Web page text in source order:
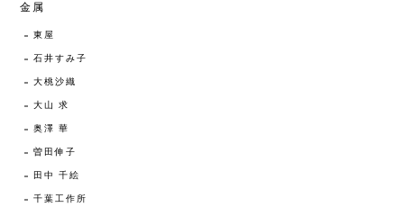
金属
東屋
石井すみ子
大桃沙織
大山 求
奥澤 華
曽田伸子
田中 千絵
千葉工作所